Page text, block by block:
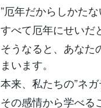
”厄年だからしかたな
すべて厄年にせいだ
そうなると、あなた
まいます。
本来、私たちの”ネ
その感情から学べる